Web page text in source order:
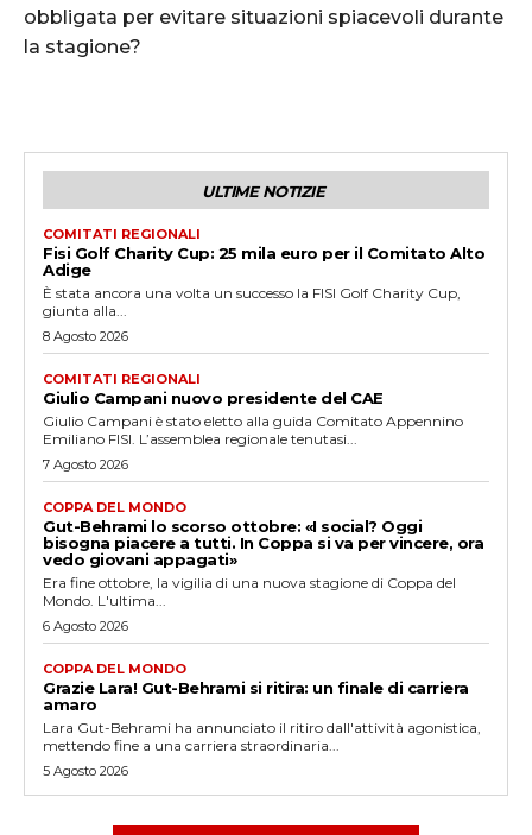
obbligata per evitare situazioni spiacevoli durante
la stagione?
ULTIME NOTIZIE
COMITATI REGIONALI
Fisi Golf Charity Cup: 25 mila euro per il Comitato Alto
Adige
È stata ancora una volta un successo la FISI Golf Charity Cup,
giunta alla...
8 Agosto 2026
COMITATI REGIONALI
Giulio Campani nuovo presidente del CAE
Giulio Campani è stato eletto alla guida Comitato Appennino
Emiliano FISI. L’assemblea regionale tenutasi...
7 Agosto 2026
COPPA DEL MONDO
Gut-Behrami lo scorso ottobre: «I social? Oggi
bisogna piacere a tutti. In Coppa si va per vincere, ora
vedo giovani appagati»
Era fine ottobre, la vigilia di una nuova stagione di Coppa del
Mondo. L'ultima...
6 Agosto 2026
COPPA DEL MONDO
Grazie Lara! Gut-Behrami si ritira: un finale di carriera
amaro
Lara Gut-Behrami ha annunciato il ritiro dall'attività agonistica,
mettendo fine a una carriera straordinaria...
5 Agosto 2026